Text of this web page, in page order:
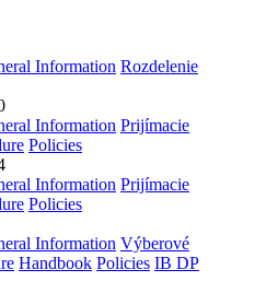
Information Rozdelenie
Information Prijímacie
Policies
Information Prijímacie
Policies
Information Výberové
Handbook Policies IB DP